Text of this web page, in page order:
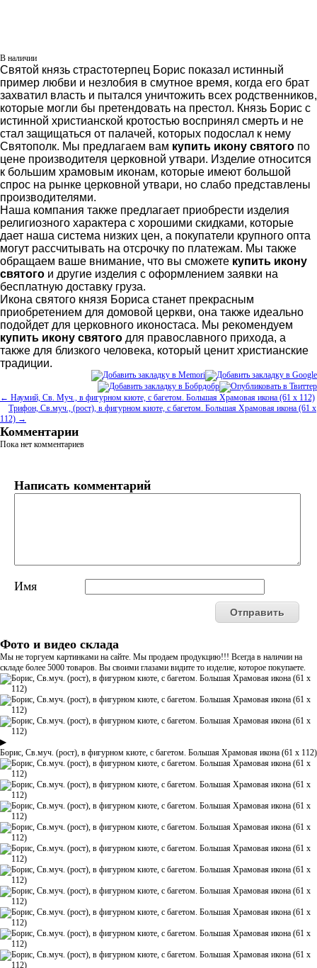
В наличии
Святой князь страстотерпец Борис показал истинный
пример любви и незлобия в смутное время, когда его брат
захватил власть и пытался уничтожить всех родственников,
которые могли бы претендовать на престол. Князь Борис с
истинной христианской кротостью воспринял смерть и не
стал защищаться от палачей, которых подослал к нему
Святополк. Мы предлагаем вам купить икону святого по
цене производителя церковной утвари. Изделие относится
к большим храмовым иконам, которые имеют большой
спрос на рынке церковной утвари, но слабо представлены
производителями.
Наша компания также предлагает приобрести изделия
религиозного характера с хорошими скидками, которые
дает наша система низких цен, а покупатели крупного опта
могут рассчитывать на отсрочку по платежам. Мы также
обращаем ваше внимание, что вы сможете купить икону
святого и другие изделия с оформлением заявки на
бесплатную доставку груза.
Икона святого князя Бориса станет прекрасным
приобретением для домовой церкви, она также идеально
подойдет для церковного иконостаса. Мы рекомендуем
купить икону святого для православного прихода, а
также для близкого человека, который ценит христианские
традиции.
← Наумий, Св. Муч., в фигурном киоте, с багетом. Большая Храмовая икона (61 х 112)
Трифон, Св.муч., (рост), в фигурном киоте, с багетом. Большая Храмовая икона (61 х
112) →
Комментарии
Пока нет комментариев
Написать комментарий
Имя
Фото и видео склада
Мы не торгуем картинками на сайте. Мы продаем продукцию!!! Всегда в наличии на
складе более 5000 товаров. Вы своими глазами видите то изделие, которое покупаете.
▶
Борис, Св.муч. (рост), в фигурном киоте, с багетом. Большая Храмовая икона (61 х 112)